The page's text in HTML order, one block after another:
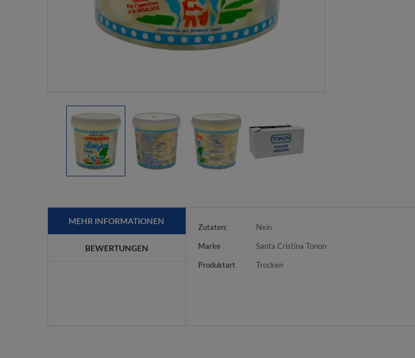
MEHR INFORMATIONEN
BEWERTUNGEN
Mehr
Zutaten:
Nein
Marke
Santa Cristina Tonon
Produktart
Trocken